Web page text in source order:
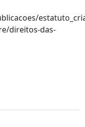
direitos-das-